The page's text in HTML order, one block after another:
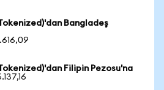
Bangladeş
Filipin Pezosu'na